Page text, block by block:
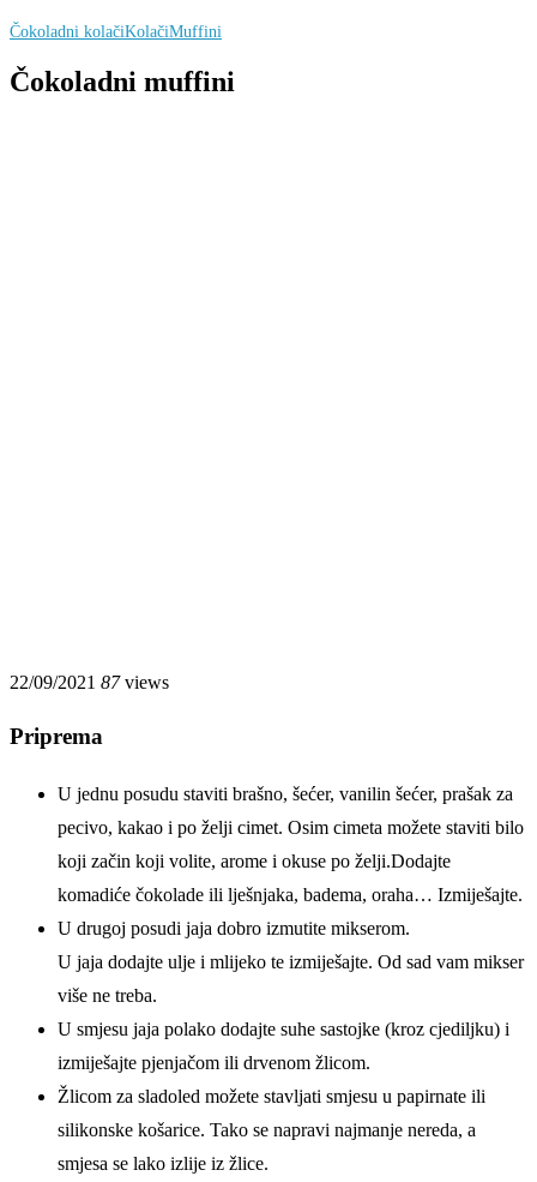
Čokoladni kolačiKolačiMuffini
Čokoladni muffini
22/09/2021 87views
Priprema
U jednu posudu staviti brašno, šećer, vanilin šećer, prašak za
pecivo, kakao i po želji cimet. Osim cimeta možete staviti bilo
koji začin koji volite, arome i okuse po želji.Dodajte
komadiće čokolade ili lješnjaka, badema, oraha… Izmiješajte.
U drugoj posudi jaja dobro izmutite mikserom.
U jaja dodajte ulje i mlijeko te izmiješajte. Od sad vam mikser
više ne treba.
U smjesu jaja polako dodajte suhe sastojke (kroz cjediljku) i
izmiješajte pjenjačom ili drvenom žlicom.
Žlicom za sladoled možete stavljati smjesu u papirnate ili
silikonske košarice. Tako se napravi najmanje nereda, a
smjesa se lako izlije iz žlice.